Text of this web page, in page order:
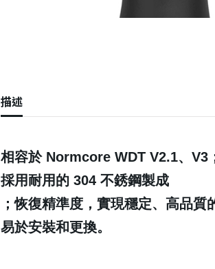
描述
相容於 Normcore WDT V2.1、V3
採用耐用的 304 不銹鋼製成
；恢復精準度，實現穩定、高品質
易於安裝和更換。